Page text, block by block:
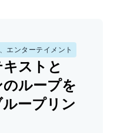
エンターテイメント
キストと
ループを
ープリン